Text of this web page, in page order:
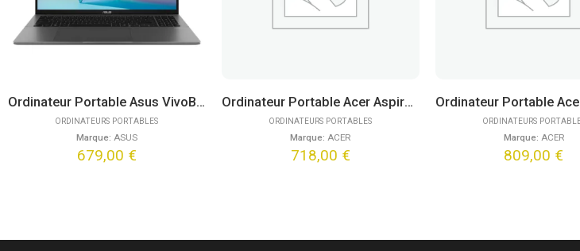
ORDINATEURS PORTABLES
Marque: ASUS
Ordinateur Portable Asus VivoBook 15 E1504FA-DICBQ4981W (16″)
679,00 €
ORDINATEURS PORTABLES
Marque: ACER
Ordinateur Portable Acer Aspire Go 15 AG15-42P-R1X6 (15,6″)
718,00 €
ORDINATEURS
Marque: ACER
809,00 €